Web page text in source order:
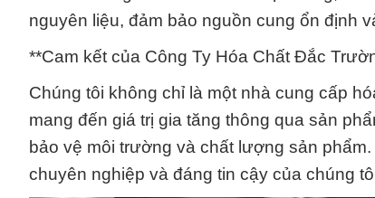
nguyên liệu, đảm bảo nguồn cung ổn định
**Cam kết của Công Ty Hóa Chất Đắc
Chúng tôi không chỉ là một nhà cung cấp
mang đến giá trị gia tăng thông qua sản
bảo vệ môi trường và chất lượng sản
chuyên nghiệp và đáng tin cậy của chúng